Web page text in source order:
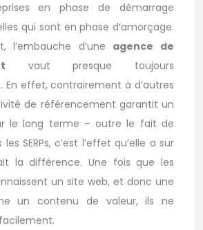
en phase de démarrage
qui sont en phase d’amorçage.
l’embauche d’une agence de
vaut presque toujours
En effet, contrairement à d’autres
de référencement garantit un
le long terme – outre le fait de
SERPs, c’est l’effet qu’elle a sur
la différence. Une fois que les
un site web, et donc une
un contenu de valeur, ils ne